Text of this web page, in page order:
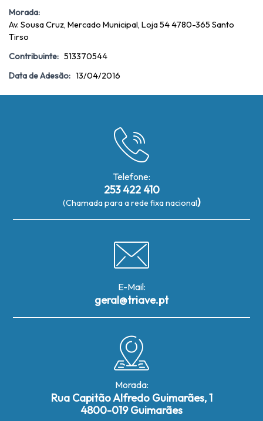
Morada:
Av. Sousa Cruz, Mercado Municipal, Loja 54 4780-365 Santo
Tirso
Contribuinte: 513370544
Data de Adesão: 13/04/2016
Telefone:
253 422 410
(Chamada para a rede fixa nacional)
E-Mail:
geral@triave.pt
Morada:
Rua Capitão Alfredo Guimarães, 1
4800-019 Guimarães